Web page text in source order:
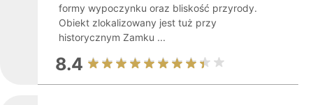
formy wypoczynku oraz bliskość przyrody.
Obiekt zlokalizowany jest tuż przy
historycznym Zamku ...
8.4